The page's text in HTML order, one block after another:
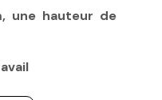
une hauteur de